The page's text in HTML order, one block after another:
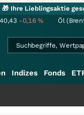
🎁 Ihre Lieblingsaktie
-0,16% Öl
Indizes Fonds